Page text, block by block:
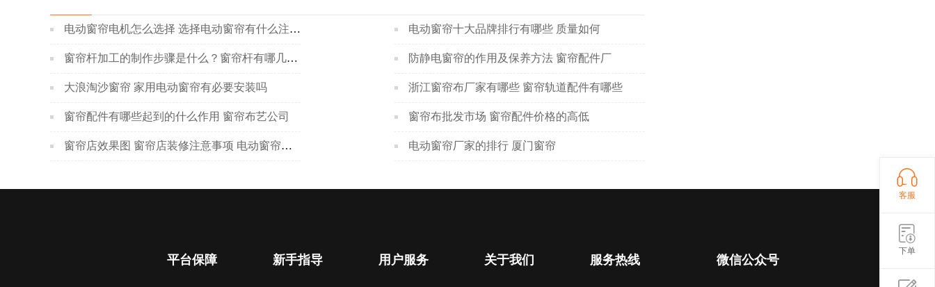
电动窗帘电机怎么选择 选择电动窗帘有什么注意的地方 电动窗帘十大品牌排行有哪些 质量如何
窗帘杆加工的制作步骤是什么？窗帘杆有哪几种类型 防静电窗帘的作用及保养方法 窗帘配件厂
大浪淘沙窗帘 家用电动窗帘有必要安装吗 浙江窗帘布厂家有哪些 窗帘轨道配件有哪些
窗帘配件有哪些起到的什么作用 窗帘布艺公司 窗帘布批发市场 窗帘配件价格的高低
窗帘店效果图 窗帘店装修注意事项 电动窗帘价格 电动窗帘厂家的排行 厦门窗帘
平台保障 新手指导 用户服务 关于我们 服务热线 微信公众号
客服
下单